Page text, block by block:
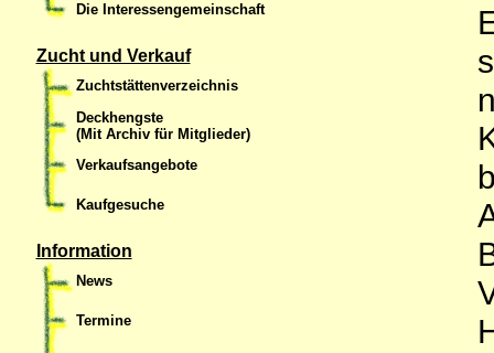
Die Interessengemeinschaft
Zucht und Verkauf
Zuchtstättenverzeichnis
Deckhengste
(Mit Archiv für Mitglieder)
Verkaufsangebote
Kaufgesuche
Information
News
Termine